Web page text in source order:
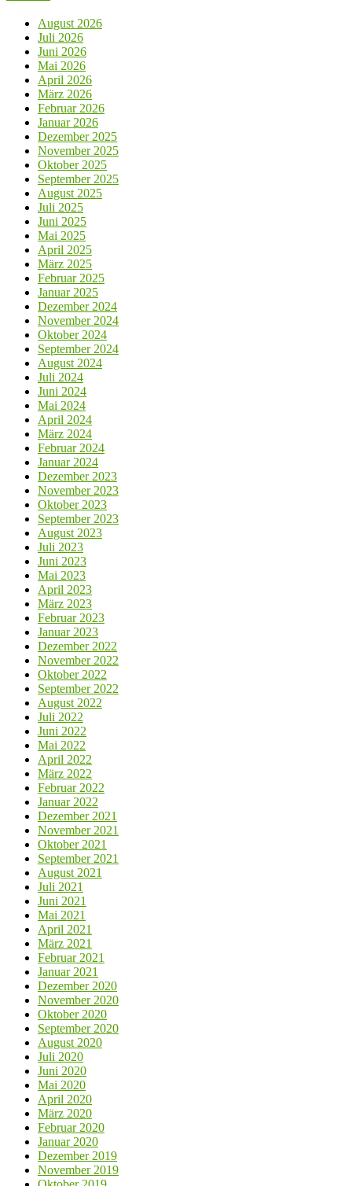
August 2026
Juli 2026
Juni 2026
Mai 2026
April 2026
März 2026
Februar 2026
Januar 2026
Dezember 2025
November 2025
Oktober 2025
September 2025
August 2025
Juli 2025
Juni 2025
Mai 2025
April 2025
März 2025
Februar 2025
Januar 2025
Dezember 2024
November 2024
Oktober 2024
September 2024
August 2024
Juli 2024
Juni 2024
Mai 2024
April 2024
März 2024
Februar 2024
Januar 2024
Dezember 2023
November 2023
Oktober 2023
September 2023
August 2023
Juli 2023
Juni 2023
Mai 2023
April 2023
März 2023
Februar 2023
Januar 2023
Dezember 2022
November 2022
Oktober 2022
September 2022
August 2022
Juli 2022
Juni 2022
Mai 2022
April 2022
März 2022
Februar 2022
Januar 2022
Dezember 2021
November 2021
Oktober 2021
September 2021
August 2021
Juli 2021
Juni 2021
Mai 2021
April 2021
März 2021
Februar 2021
Januar 2021
Dezember 2020
November 2020
Oktober 2020
September 2020
August 2020
Juli 2020
Juni 2020
Mai 2020
April 2020
März 2020
Februar 2020
Januar 2020
Dezember 2019
November 2019